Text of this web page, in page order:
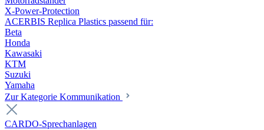
X-Power-Protection
ACERBIS Replica Plastics passend für:
Beta
Honda
Kawasaki
KTM
Suzuki
Yamaha
Zur Kategorie Kommunikation
CARDO-Sprechanlagen